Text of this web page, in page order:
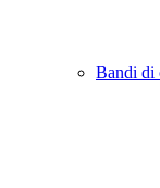
Bandi di